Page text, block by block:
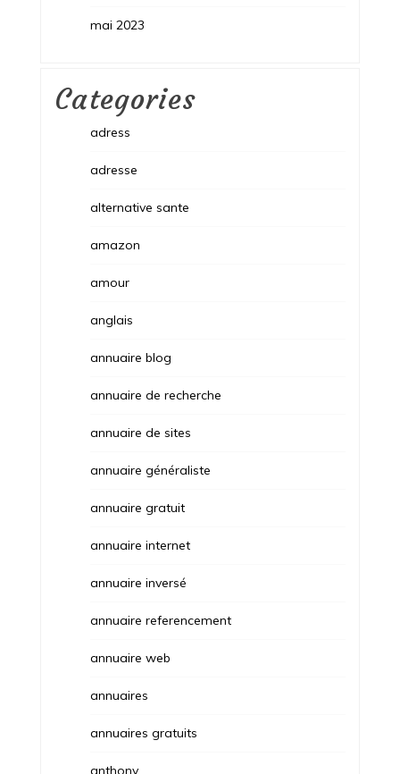
mai 2023
Categories
adress
adresse
alternative sante
amazon
amour
anglais
annuaire blog
annuaire de recherche
annuaire de sites
annuaire généraliste
annuaire gratuit
annuaire internet
annuaire inversé
annuaire referencement
annuaire web
annuaires
annuaires gratuits
anthony